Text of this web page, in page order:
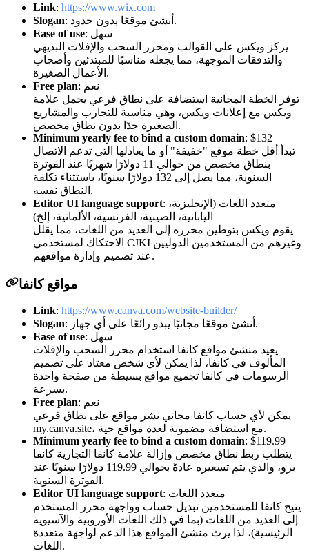
Link: https://www.wix.com
Slogan
: أنشئ موقعًا بدون حدود.
Ease of use : سهل
يركز ويكس على القوالب ومحرر السحب والإفلات البديهي
والتدفقات الموجهة، مما يجعله مناسبًا للمبتدئين وأصحاب
الأعمال الصغيرة.
Free plan
: نعم
توفر الخطة المجانية استضافة على نطاق فرعي يحمل علامة
ويكس مع إعلانات ويكس، وهي مناسبة للتجارب والمشاريع
الصغيرة جدًا بدون نطاق مخصص.
Minimum yearly fee to bind a custom domain: $132
تبدأ أقل خطة موقع "خفيفة" أو ما يعادلها التي تدعم الاتصال
بنطاق مخصص من حوالي 11 دولارًا شهريًا عند الفوترة
السنوية، مما يصل إلى 132 دولارًا سنويًا، باستثناء تكلفة
النطاق نفسه.
Editor UI language support: متعدد اللغات (الإنجليزية،
اليابانية، الصينية، الفرنسية، الألمانية، إلخ)
يقوم ويكس بتوطين محرره إلى العديد من اللغات، مما يقلل
الاحتكاك لمستخدمي CJKI وغيرهم من المستخدمين الدوليين
عند تصميم وإدارة مواقعهم.
مواقع كانفا
Link: https://www.canva.com/website-builder/
Slogan
: أنشئ موقعًا مجانيًا يبدو رائعًا على أي جهاز.
Ease of use : سهل
يعيد منشئ مواقع كانفا استخدام محرر السحب والإفلات
المألوف في كانفا، لذا يمكن لأي شخص معتاد على تصميم
الرسومات في كانفا تجميع مواقع بسيطة من صفحة واحدة
بسرعة.
Free plan
: نعم
يمكن لأي حساب كانفا مجاني نشر مواقع على نطاق فرعي
my.canva.site، مع استضافة مضمونة لعدة مواقع حية.
Minimum yearly fee to bind a custom domain: $119.99
يتطلب ربط نطاق مخصص وإزالة علامة كانفا التجارية كانفا
برو، والذي يتم تسعيره عادةً بحوالي 119.99 دولارًا سنويًا عند
الفوترة السنوية.
Editor UI language support : متعدد اللغات
يتيح كانفا للمستخدمين تبديل حساب وواجهة محرر المستخدم
إلى العديد من اللغات (بما في ذلك اللغات الأوروبية والآسيوية
الرئيسية)، لذا يرث منشئ المواقع هذا الدعم لواجهة متعددة
اللغات.